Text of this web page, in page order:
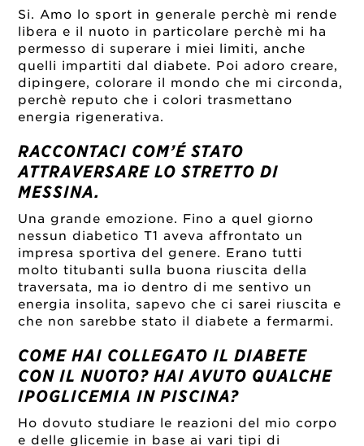
Si. Amo lo sport in generale perchè mi rende
libera e il nuoto in particolare perchè mi ha
permesso di superare i miei limiti, anche
quelli impartiti dal diabete. Poi adoro creare,
dipingere, colorare il mondo che mi circonda,
perchè reputo che i colori trasmettano
energia rigenerativa.
RACCONTACI COM’É STATO
ATTRAVERSARE LO STRETTO DI
MESSINA.
Una grande emozione. Fino a quel giorno
nessun diabetico T1 aveva affrontato un
impresa sportiva del genere. Erano tutti
molto titubanti sulla buona riuscita della
traversata, ma io dentro di me sentivo un
energia insolita, sapevo che ci sarei riuscita e
che non sarebbe stato il diabete a fermarmi.
COME HAI COLLEGATO IL DIABETE
CON IL NUOTO? HAI AVUTO QUALCHE
IPOGLICEMIA IN PISCINA?
Ho dovuto studiare le reazioni del mio corpo
e delle glicemie in base ai vari tipi di